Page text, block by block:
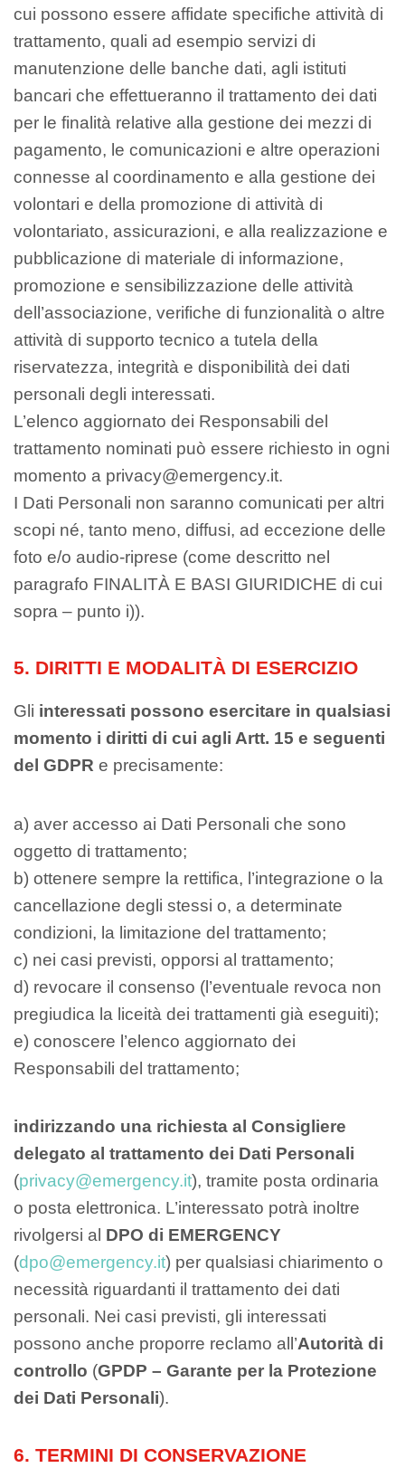
cui possono essere affidate specifiche attività di
trattamento, quali ad esempio servizi di
manutenzione delle banche dati, agli istituti
bancari che effettueranno il trattamento dei dati
per le finalità relative alla gestione dei mezzi di
pagamento, le comunicazioni e altre operazioni
connesse al coordinamento e alla gestione dei
volontari e della promozione di attività di
volontariato, assicurazioni, e alla realizzazione e
pubblicazione di materiale di informazione,
promozione e sensibilizzazione delle attività
dell’associazione, verifiche di funzionalità o altre
attività di supporto tecnico a tutela della
riservatezza, integrità e disponibilità dei dati
personali degli interessati.
L’elenco aggiornato dei Responsabili del
trattamento nominati può essere richiesto in ogni
momento a privacy@emergency.it.
I Dati Personali non saranno comunicati per altri
scopi né, tanto meno, diffusi, ad eccezione delle
foto e/o audio-riprese (come descritto nel
paragrafo FINALITÀ E BASI GIURIDICHE di cui
sopra – punto i)).
5. DIRITTI E MODALITÀ DI ESERCIZIO
Gli interessati possono esercitare in qualsiasi
momento i diritti di cui agli Artt. 15 e seguenti
del GDPR e precisamente:
a) aver accesso ai Dati Personali che sono
oggetto di trattamento;
b) ottenere sempre la rettifica, l’integrazione o la
cancellazione degli stessi o, a determinate
condizioni, la limitazione del trattamento;
c) nei casi previsti, opporsi al trattamento;
d) revocare il consenso (l’eventuale revoca non
pregiudica la liceità dei trattamenti già eseguiti);
e) conoscere l’elenco aggiornato dei
Responsabili del trattamento;
indirizzando una richiesta al Consigliere
delegato al trattamento dei Dati Personali
(privacy@emergency.it), tramite posta ordinaria
o posta elettronica. L’interessato potrà inoltre
rivolgersi al DPO di EMERGENCY
(dpo@emergency.it) per qualsiasi chiarimento o
necessità riguardanti il trattamento dei dati
personali. Nei casi previsti, gli interessati
possono anche proporre reclamo all’Autorità di
controllo (GPDP – Garante per la Protezione
dei Dati Personali).
6. TERMINI DI CONSERVAZIONE